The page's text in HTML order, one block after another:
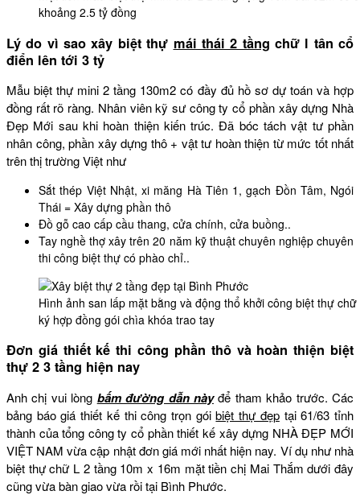
khoảng 2.5 tỷ đồng
Lý do vì sao xây biệt thự mái thái 2 tầng chữ l tân cổ
điển lên tới 3 tỷ
Mẫu biệt thự mini 2 tầng 130m2 có đầy đủ hồ sơ dự toán và hợp
đồng rất rõ ràng. Nhân viên kỹ sư công ty cổ phần xây dựng Nhà
Đẹp Mới sau khi hoàn thiện kiến trúc. Đã bóc tách vật tư phần
nhân công, phần xây dựng thô + vật tư hoàn thiện từ mức tốt nhất
trên thị trường Việt như
Sắt thép Việt Nhật, xi măng Hà Tiên 1, gạch Đồn Tâm, Ngói
Thái = Xây dựng phần thô
Đồ gỗ cao cấp cầu thang, cửa chính, cửa buồng..
Tay nghề thợ xây trên 20 năm kỹ thuật chuyên nghiệp chuyên
thi công biệt thự có phào chỉ..
Hình ảnh san lấp mặt bằng và động thổ khởi công biệt thự
ký hợp đồng gói chìa khóa trao tay
Đơn giá thiết kế thi công phần thô và hoàn thiện biệt
thự 2 3 tầng hiện nay
Anh chị vui lòng bấm đường dẫn nàyđể tham khảo trước. Các
bảng báo giá thiết kế thi công trọn góibiệt thự đẹptại 61/63 tỉnh
thành của tổng công ty cổ phần thiết kế xây dựng NHÀ ĐẸP MỚI
VIỆT NAM vừa cập nhật đơn giá mới nhất hiện nay. Ví dụ như nhà
biệt thự chữ L 2 tầng 10m x 16m mặt tiền chị Mai Thắm dưới đây
cũng vừa bàn giao vừa rồi tại Bình Phước.